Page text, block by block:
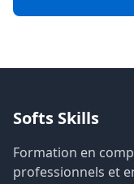
Softs Skills
Formation en
professionnels et